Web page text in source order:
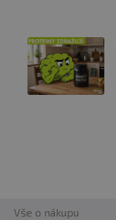
Vše o nákupu